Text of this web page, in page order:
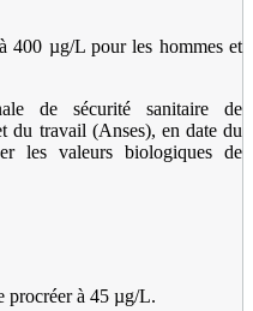
400 µg/L pour les hommes et
de sécurité sanitaire de
du travail (Anses), en date du
les valeurs biologiques de
procréer à 45 µg/L.